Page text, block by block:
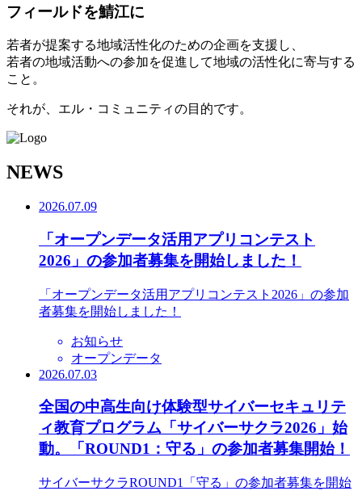
フィールドを鯖江に
若者が提案する地域活性化のための企画を支援し、
若者の地域活動への参加を促進して地域の活性化に寄与する
こと。
それが、エル・コミュニティの目的です。
NEWS
2026.07.09
「オープンデータ活用アプリコンテスト
2026」の参加者募集を開始しました！
「オープンデータ活用アプリコンテスト2026」の参加
者募集を開始しました！
お知らせ
オープンデータ
2026.07.03
全国の中高生向け体験型サイバーセキュリテ
ィ教育プログラム「サイバーサクラ2026」始
動。「ROUND1：守る」の参加者募集開始！
サイバーサクラROUND1「守る」の参加者募集を開始